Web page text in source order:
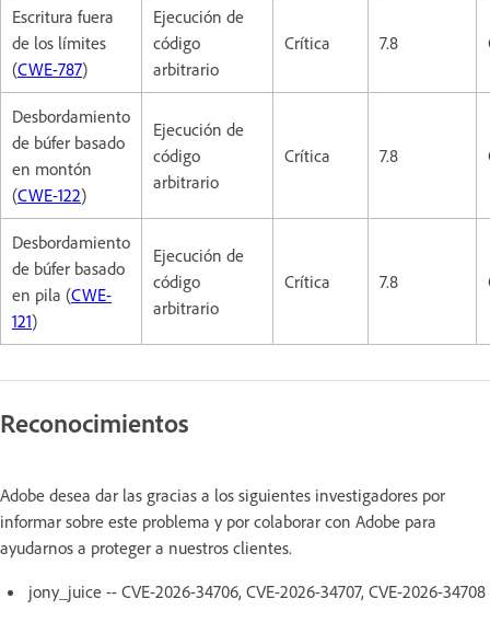
Escritura fuera
de los límites
(CWE-787)
Ejecución de
código
arbitrario
Crítica 7.8
Desbordamiento
de búfer basado
en montón
(CWE-122)
Ejecución de
código
arbitrario
Crítica 7.8
Desbordamiento
de búfer basado
en pila (CWE-
121)
Ejecución de
código
arbitrario
Crítica 7.8
Reconocimientos
Adobe desea dar las gracias a los siguientes investigadores por
informar sobre este problema y por colaborar con Adobe para
ayudarnos a proteger a nuestros clientes.
jony_juice -- CVE-2026-34706, CVE-2026-34707, CVE-2026-34708